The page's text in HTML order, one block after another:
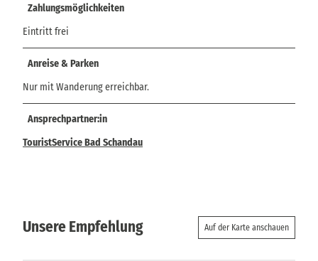
Zahlungsmöglichkeiten
Eintritt frei
Anreise & Parken
Nur mit Wanderung erreichbar.
Ansprechpartner:in
TouristService Bad Schandau
Unsere Empfehlung Auf der Karte anschauen